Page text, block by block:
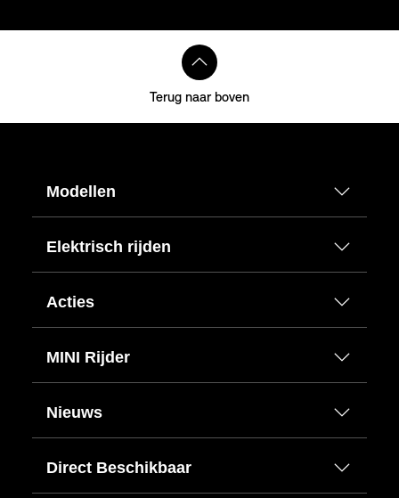
Terug naar boven
Modellen
Elektrisch rijden
Acties
MINI Rijder
Nieuws
Direct Beschikbaar